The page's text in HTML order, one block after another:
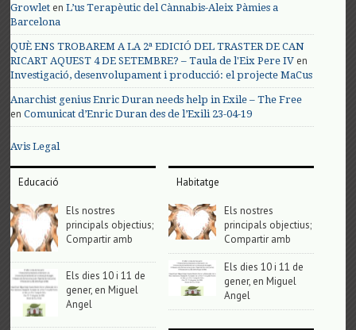
Growlet enL’us Terapèutic del Cànnabis-Aleix Pàmies a
Barcelona
QUÈ ENS TROBAREM A LA 2ª EDICIÓ DEL TRASTER DE CAN
RICART AQUEST 4 DE SETEMBRE? – Taula de l'Eix Pere IV en
Investigació, desenvolupament i producció: el projecte MaCus
Anarchist genius Enric Duran needs help in Exile – The Free
enComunicat d’Enric Duran des de l’Exili 23-04-19
Avis Legal
Educació
Els nostres
principals objectius;
Compartir amb
Els dies 10 i 11 de
gener, en Miguel
Angel
Habitatge
Els nostres
principals objectius;
Compartir amb
Els dies 10 i 11 de
gener, en Miguel
Angel